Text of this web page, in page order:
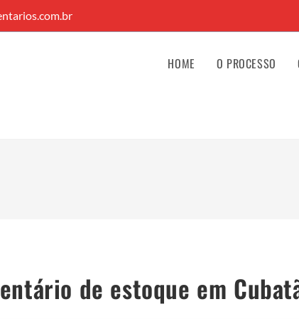
HOME O PROCESSO
de estoque em